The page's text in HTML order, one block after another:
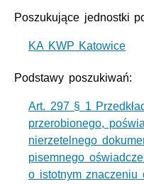
Poszukujące jednostki
KA KWP Katowice
Podstawy poszukiwań:
Art. 297 § 1
przerobionego,
nierzetelnego
pisemnego
o istotnym znaczeniu